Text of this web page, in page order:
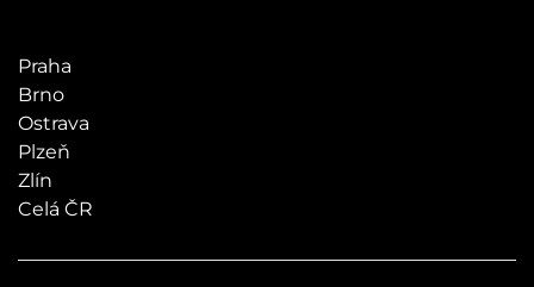
Praha
Brno
Ostrava
Plzeň
Zlín
Celá ČR